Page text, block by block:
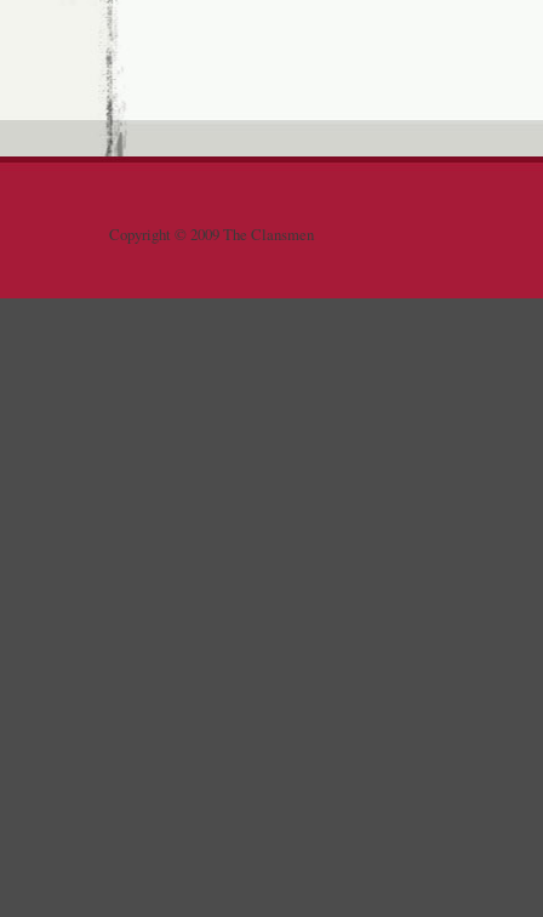
Copyright © 2009 The Clansmen